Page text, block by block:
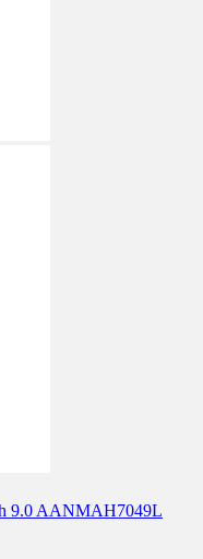
9.0 AANMAH7049L